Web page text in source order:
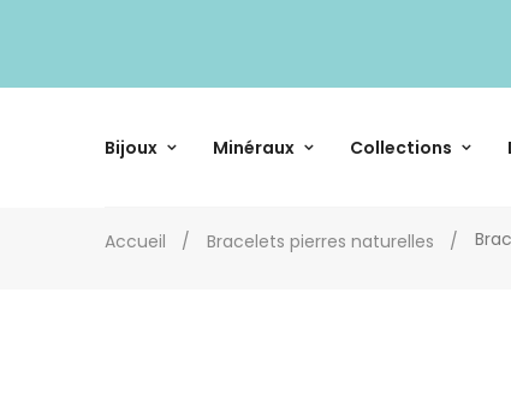
Bijoux Minéraux Collections
Accueil Bracelets pierres naturelles